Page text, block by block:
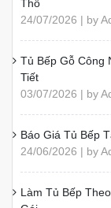
Thổ
24/07/2026 | by
Tủ Bếp Gỗ Công
Tiết
03/07/2026 | by
Báo Giá Tủ Bếp
24/06/2026 | by
Làm Tủ Bếp